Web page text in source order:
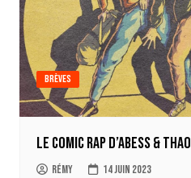
Brèves
Le comic rap d’Abess & Thao
Rémy 14 juin 2023